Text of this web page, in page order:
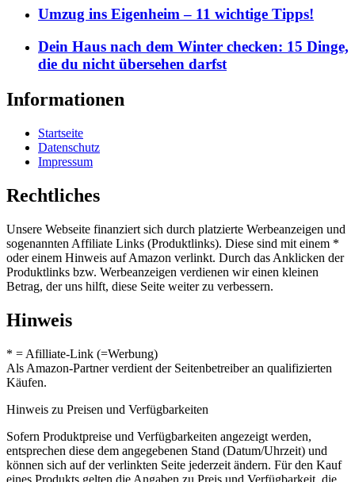
Umzug ins Eigenheim – 11 wichtige Tipps!
Dein Haus nach dem Winter checken: 15 Dinge,
die du nicht übersehen darfst
Informationen
Startseite
Datenschutz
Impressum
Rechtliches
Unsere Webseite finanziert sich durch platzierte Werbeanzeigen und
sogenannten Affiliate Links (Produktlinks). Diese sind mit einem *
oder einem Hinweis auf Amazon verlinkt. Durch das Anklicken der
Produktlinks bzw. Werbeanzeigen verdienen wir einen kleinen
Betrag, der uns hilft, diese Seite weiter zu verbessern.
Hinweis
* = Afilliate-Link (=Werbung)
Als Amazon-Partner verdient der Seitenbetreiber an qualifizierten
Käufen.
Hinweis zu Preisen und Verfügbarkeiten
Sofern Produktpreise und Verfügbarkeiten angezeigt werden,
entsprechen diese dem angegebenen Stand (Datum/Uhrzeit) und
können sich auf der verlinkten Seite jederzeit ändern. Für den Kauf
eines Produkts gelten die Angaben zu Preis und Verfügbarkeit, die